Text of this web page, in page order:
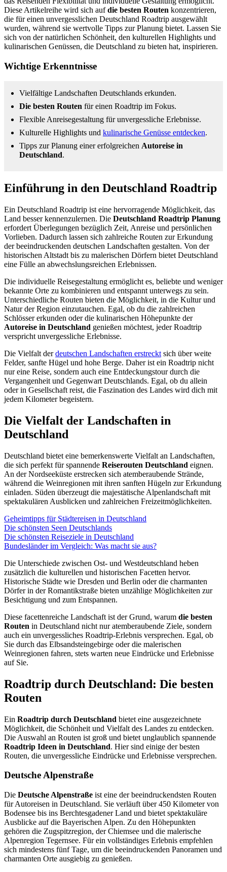
Diese Artikelreihe wird sich aufdie besten Routen konzentrieren,
die für einen unvergesslichen Deutschland Roadtrip ausgewählt
wurden, während sie wertvolle Tipps zur Planung bietet. Lassen Sie
sich von der natürlichen Schönheit, den kulturellen Highlights und
kulinarischen Genüssen, die Deutschland zu bieten hat, inspirieren.
Wichtige Erkenntnisse
Vielfältige Landschaften Deutschlands erkunden.
Die besten Routen für einen Roadtrip im Fokus.
Flexible Anreisegestaltung für unvergessliche Erlebnisse.
Kulturelle Highlights und kulinarische Genüsse entdecken.
Tipps zur Planung einer erfolgreichen Autoreise in
Deutschland.
Einführung in den Deutschland Roadtrip
Ein Deutschland Roadtrip ist eine hervorragende Möglichkeit, das
Land besser kennenzulernen. Die Deutschland Roadtrip Planung
erfordert Überlegungen bezüglich Zeit, Anreise und persönlichen
Vorlieben. Dadurch lassen sich zahlreiche Routen zur Erkundung
der beeindruckenden deutschen Landschaften gestalten. Von der
historischen Altstadt bis zu malerischen Dörfern bietet Deutschland
eine Fülle an abwechslungsreichen Erlebnissen.
Die individuelle Reisegestaltung ermöglicht es, beliebte und weniger
bekannte Orte zu kombinieren und entspannt unterwegs zu sein.
Unterschiedliche Routen bieten die Möglichkeit, in die Kultur und
Natur der Region einzutauchen. Egal, ob du die zahlreichen
Schlösser erkunden oder die kulinarischen Höhepunkte der
Autoreise in Deutschland genießen möchtest, jeder Roadtrip
verspricht unvergessliche Erlebnisse.
Die Vielfalt derdeutschen Landschaften erstreckt sich über weite
Felder, sanfte Hügel und hohe Berge. Daher ist ein Roadtrip nicht
nur eine Reise, sondern auch eine Entdeckungstour durch die
Vergangenheit und Gegenwart Deutschlands. Egal, ob du allein
oder in Gesellschaft reist, die Faszination des Landes wird dich mit
jedem Kilometer begeistern.
Die Vielfalt der Landschaften in
Deutschland
Deutschland bietet eine bemerkenswerte Vielfalt an Landschaften,
die sich perfekt für spannende Reiserouten Deutschland eignen.
An der Nordseeküste erstrecken sich atemberaubende Strände,
während die Weinregionen mit ihren sanften Hügeln zur Erkundung
einladen. Süden überzeugt die majestätische Alpenlandschaft mit
spektakulären Ausblicken und zahlreichen Freizeitmöglichkeiten.
Geheimtipps für Städtereisen in Deutschland
Die schönsten Seen Deutschlands
Die schönsten Reiseziele in Deutschland
Bundesländer im Vergleich: Was macht sie aus?
Die Unterschiede zwischen Ost- und Westdeutschland heben
zusätzlich die kulturellen und historischen Facetten hervor.
Historische Städte wie Dresden und Berlin oder die charmanten
Dörfer in der Romantikstraße bieten unzählige Möglichkeiten zur
Besichtigung und zum Entspannen.
Diese facettenreiche Landschaft ist der Grund, warum die besten
Routen in Deutschland nicht nur atemberaubende Ziele, sondern
auch ein unvergessliches Roadtrip-Erlebnis versprechen. Egal, ob
Sie durch das Elbsandsteingebirge oder die malerischen
Weinregionen fahren, stets warten neue Eindrücke und Erlebnisse
auf Sie.
Roadtrip durch Deutschland: Die besten
Routen
Ein Roadtrip durch Deutschland bietet eine ausgezeichnete
Möglichkeit, die Schönheit und Vielfalt des Landes zu entdecken.
Die Auswahl an Routen ist groß und bietet unglaublich spannende
Roadtrip Ideen in Deutschland. Hier sind einige der besten
Routen, die unvergessliche Eindrücke und Erlebnisse versprechen.
Deutsche Alpenstraße
Die Deutsche Alpenstraße ist eine der beeindruckendsten Routen
für Autoreisen in Deutschland. Sie verläuft über 450 Kilometer von
Bodensee bis ins Berchtesgadener Land und bietet spektakuläre
Ausblicke auf die Bayerischen Alpen. Zu den Höhepunkten
gehören die Zugspitzregion, der Chiemsee und die malerische
Alpenregion Tegernsee. Für ein vollständiges Erlebnis empfehlen
sich mindestens fünf Tage, um die beeindruckenden Panoramen und
charmanten Orte ausgiebig zu genießen.